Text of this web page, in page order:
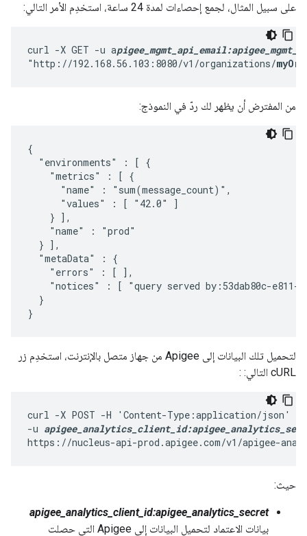
على سبيل المثال، لجمع إحصاءات لمدة 24 ساعة، استخدِم الأمر التالي:
curl -X GET -u apigee_mgmt_api_email
"http://192.168.56.103:8080/v1/organizations/myOrg
من المفترض أن يظهر لك ردّ في النموذج:
{
  "environments" : [ {
    "metrics" : [ {
      "name" : "sum(message_count)",
      "values" : [ "42.0" ]
    } ],
    "name" : "prod"
  } ],
  "metaData" : {
    "errors" : [ ],
"notices" : [ "query served by:53dab80c-
  }
}
لتحميل تلك البيانات إلى Apigee من جهاز متصل بالإنترنت، استخدِم زر
cURL التالي: :
curl -X POST -H 'Content-Type:application/json' \
-u
https://nucleus-api-prod.apigee.com/v1/apigee-
حيث:
apigee_analytics_client_id:apigee_analytics_secret
بيانات الاعتماد لتحميل البيانات إلى Apigee التي حصلت